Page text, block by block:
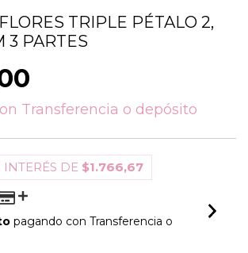
TRIPLE PÉTALO 2,
3 PARTES
Transferencia o depósito
INTERÉS DE $1.766,67
pagando con Transferencia o